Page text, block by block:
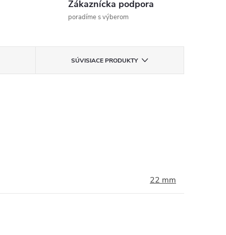
Zákaznícka podpora
poradíme s výberom
SÚVISIACE PRODUKTY
22 mm